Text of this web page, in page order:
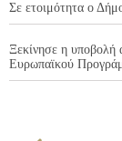
Σε ετοιμότητα ο
Ξεκίνησε η υποβολή
Ευρωπαϊκού